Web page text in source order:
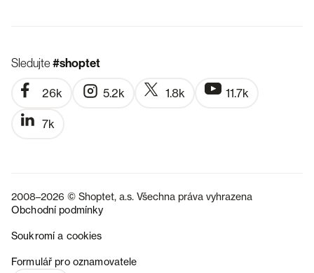
Sledujte#shoptet
26k 5.2k 1.8k 11.7k
7k
2008–2026 © Shoptet, a.s. Všechna práva vyhrazena
Obchodní podmínky
Soukromí a cookies
Formulář pro oznamovatele